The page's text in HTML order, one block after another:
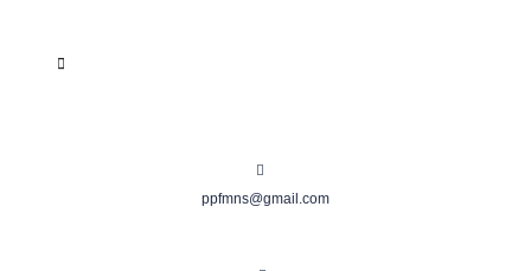
ppfmns@gmail.com